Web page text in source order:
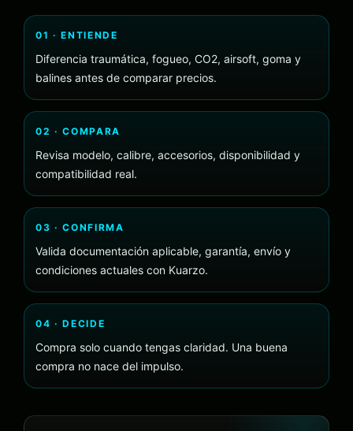
01 · ENTIENDE
Diferencia traumática, fogueo, CO2, airsoft, goma y
balines antes de comparar precios.
02 · COMPARA
Revisa modelo, calibre, accesorios, disponibilidad y
compatibilidad real.
03 · CONFIRMA
Valida documentación aplicable, garantía, envío y
condiciones actuales con Kuarzo.
04 · DECIDE
Compra solo cuando tengas claridad. Una buena
compra no nace del impulso.